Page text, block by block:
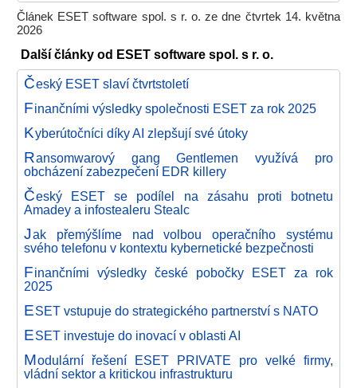
Článek ESET software spol. s r. o. ze dne čtvrtek 14. května
2026
Další články od ESET software spol. s r. o.
Český ESET slaví čtvrtstoletí
Finančními výsledky společnosti ESET za rok 2025
Kyberútočníci díky AI zlepšují své útoky
Ransomwarový gang Gentlemen využívá pro
obcházení zabezpečení EDR killery
Český ESET se podílel na zásahu proti botnetu
Amadey a infostealeru Stealc
Jak přemýšlíme nad volbou operačního systému
svého telefonu v kontextu kybernetické bezpečnosti
Finančními výsledky české pobočky ESET za rok
2025
ESET vstupuje do strategického partnerství s NATO
ESET investuje do inovací v oblasti AI
Modulární řešení ESET PRIVATE pro velké firmy,
vládní sektor a kritickou infrastrukturu